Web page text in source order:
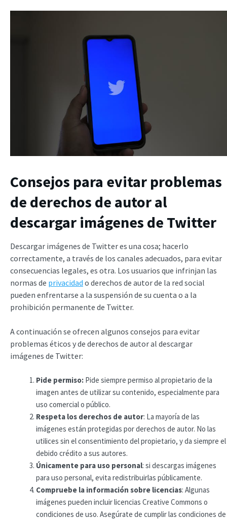
Consejos para evitar problemas
de derechos de autor al
descargar imágenes de Twitter
Descargar imágenes de Twitter es una cosa; hacerlo
correctamente, a través de los canales adecuados, para evitar
consecuencias legales, es otra. Los usuarios que infrinjan las
normas de privacidad o derechos de autor de la red social
pueden enfrentarse a la suspensión de su cuenta o a la
prohibición permanente de Twitter.
A continuación se ofrecen algunos consejos para evitar
problemas éticos y de derechos de autor al descargar
imágenes de Twitter:
Pide permiso: Pide siempre permiso al propietario de la
imagen antes de utilizar su contenido, especialmente para
uso comercial o público.
Respeta los derechos de autor: La mayoría de las
imágenes están protegidas por derechos de autor. No las
utilices sin el consentimiento del propietario, y da siempre el
debido crédito a sus autores.
Únicamente para uso personal: si descargas imágenes
para uso personal, evita redistribuirlas públicamente.
Compruebe la información sobre licencias: Algunas
imágenes pueden incluir licencias Creative Commons o
condiciones de uso. Asegúrate de cumplir las condiciones de